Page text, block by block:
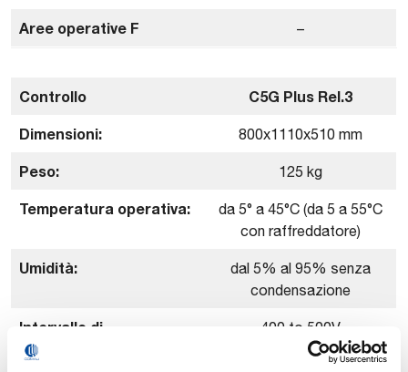
Aree operative F –
Controllo C5G Plus Rel.3
Dimensioni: 800x1110x510 mm
Peso: 125 kg
Temperatura operativa:
da 5° a 45°C (da 5 a 55°C
con raffreddatore)
Umidità:
dal 5% al 95% senza
condensazione
Intervallo di
alimentazione linea
400 to 500V